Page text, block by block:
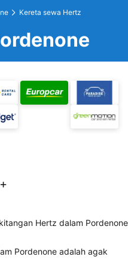
Kereta sewa Hertz
Hertz dalam Pordenone
Pordenone adalah agak